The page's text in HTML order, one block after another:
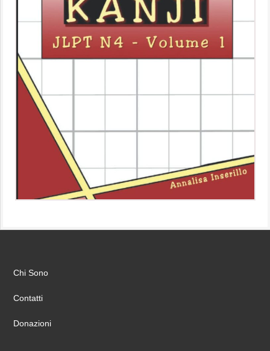
Chi Sono
Contatti
Donazioni